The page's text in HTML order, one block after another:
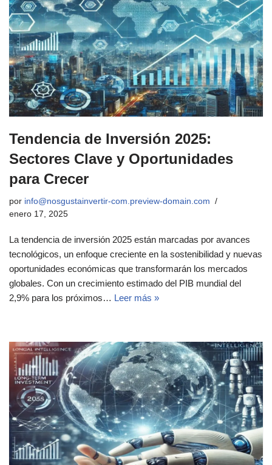
Tendencia de Inversión 2025:
Sectores Clave y Oportunidades
para Crecer
por info@nosgustainvertir-com.preview-domain.com
enero 17, 2025
La tendencia de inversión 2025 están marcadas por avances
tecnológicos, un enfoque creciente en la sostenibilidad y nuevas
oportunidades económicas que transformarán los mercados
globales. Con un crecimiento estimado del PIB mundial del
2,9% para los próximos… Leer más »